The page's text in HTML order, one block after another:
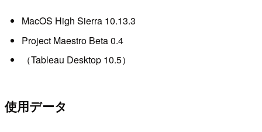
MacOS High Sierra 10.13.3
Project Maestro Beta 0.4
（Tableau Desktop 10.5）
使用データ